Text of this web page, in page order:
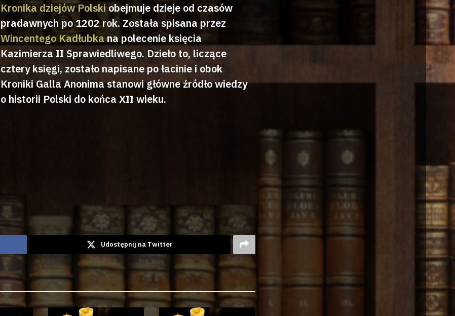
Kronika dziejów Polski obejmuje dzieje od czasów
pradawnych po 1202 rok. Została spisana przez
Wincentego Kadłubka na polecenie księcia
Kazimierza II Sprawiedliwego. Dzieło to, liczące
cztery księgi, zostało napisane po łacinie i obok
Kroniki Galla Anonima stanowi główne źródło wiedzy
o historii Polski do końca XII wieku.
Udostępnij na Twitter